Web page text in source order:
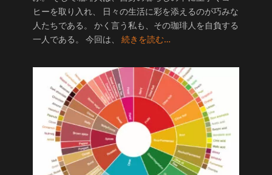
ヒーを取り入れ、 日々の生活に彩を添えるのが巧みな
人たちである。 かく言う私も、その珈琲人を自負する
一人である。 今回は、 続きを読む…